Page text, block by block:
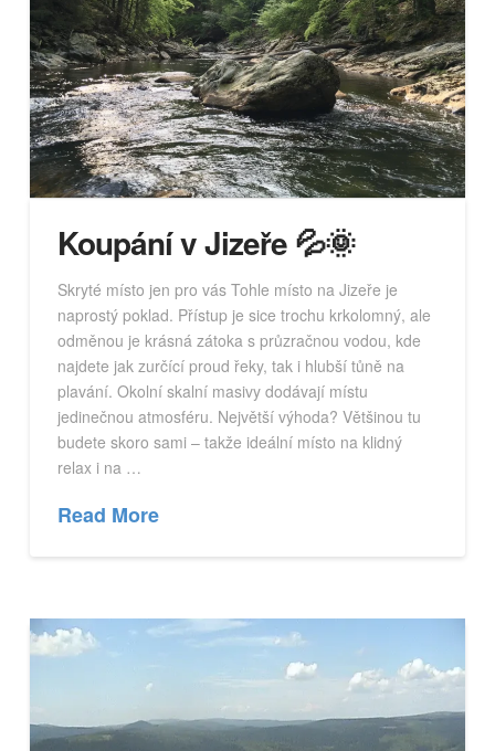
Koupání v Jizeře 💦🌞
Skryté místo jen pro vás Tohle místo na Jizeře je
naprostý poklad. Přístup je sice trochu krkolomný, ale
odměnou je krásná zátoka s průzračnou vodou, kde
najdete jak zurčící proud řeky, tak i hlubší tůně na
plavání. Okolní skalní masivy dodávají místu
jedinečnou atmosféru. Největší výhoda? Většinou tu
budete skoro sami – takže ideální místo na klidný
relax i na …
Read More